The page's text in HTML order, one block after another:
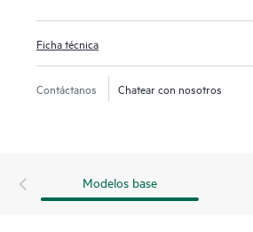
Ficha técnica
Contáctanos Chatear con nosotros
Modelos base